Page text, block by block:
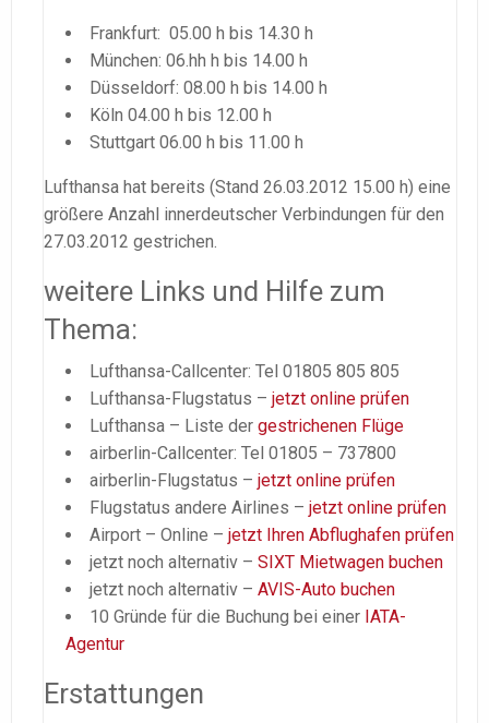
Frankfurt: 05.00 h bis 14.30 h
München: 06.hh h bis 14.00 h
Düsseldorf: 08.00 h bis 14.00 h
Köln 04.00 h bis 12.00 h
Stuttgart 06.00 h bis 11.00 h
Lufthansa hat bereits (Stand 26.03.2012 15.00 h) eine
größere Anzahl innerdeutscher Verbindungen für den
27.03.2012 gestrichen.
weitere Links und Hilfe zum
Thema:
Lufthansa-Callcenter: Tel 01805 805 805
Lufthansa-Flugstatus – jetzt online prüfen
Lufthansa – Liste der gestrichenen Flüge
airberlin-Callcenter: Tel 01805 – 737800
airberlin-Flugstatus – jetzt online prüfen
Flugstatus andere Airlines – jetzt online prüfen
Airport – Online – jetzt Ihren Abflughafen prüfen
jetzt noch alternativ – SIXT Mietwagen buchen
jetzt noch alternativ – AVIS-Auto buchen
10 Gründe für die Buchung bei einer IATA-
Agentur
Erstattungen